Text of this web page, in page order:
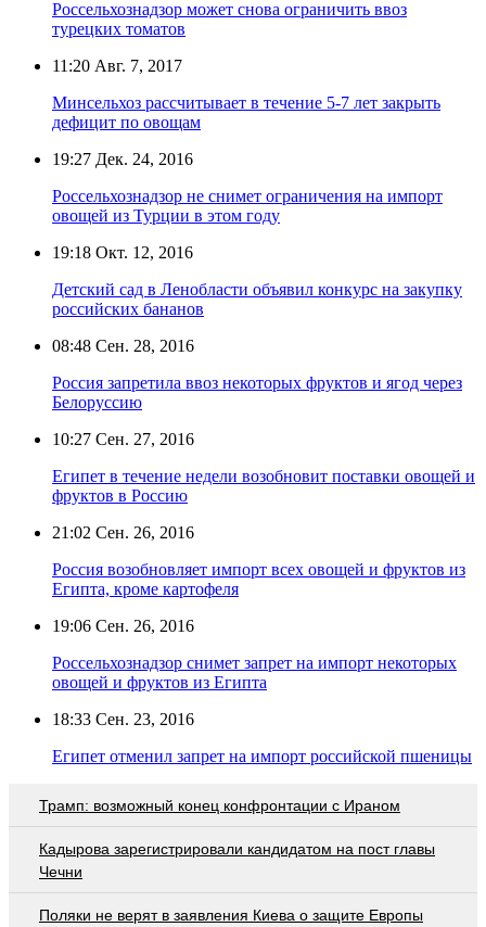
Россельхознадзор может снова ограничить ввоз
турецких томатов
11:20 Авг. 7, 2017
Минсельхоз рассчитывает в течение 5-7 лет закрыть
дефицит по овощам
19:27 Дек. 24, 2016
Россельхознадзор не снимет ограничения на импорт
овощей из Турции в этом году
19:18 Окт. 12, 2016
Детский сад в Ленобласти объявил конкурс на закупку
российских бананов
08:48 Сен. 28, 2016
Россия запретила ввоз некоторых фруктов и ягод через
Белоруссию
10:27 Сен. 27, 2016
Египет в течение недели возобновит поставки овощей и
фруктов в Россию
21:02 Сен. 26, 2016
Россия возобновляет импорт всех овощей и фруктов из
Египта, кроме картофеля
19:06 Сен. 26, 2016
Россельхознадзор снимет запрет на импорт некоторых
овощей и фруктов из Египта
18:33 Сен. 23, 2016
Египет отменил запрет на импорт российской пшеницы
Трамп: возможный конец конфронтации с Ираном
Кадырова зарегистрировали кандидатом на пост главы
Чечни
Поляки не верят в заявления Киева о защите Европы